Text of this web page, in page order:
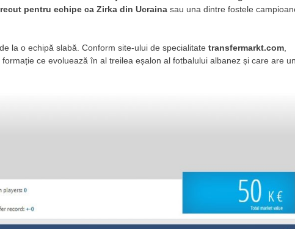
pentru echipe ca Zirka din Ucraina sau una dintre fostele
la o echipă slabă. Conform site-ului de specialitate transfermarkt.com,
formație ce evoluează în al treilea eșalon al fotbalului albanez și care are